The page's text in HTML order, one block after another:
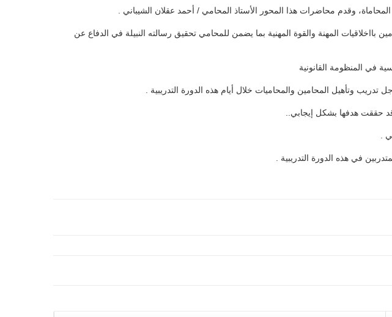
بااخلاقيات المهنة والقوة المهنية بما يضمن للمحامي تحقيق رسالته النبيلة في الدفاع عن
في المنظومة القانونية
وتأهيل المحامين والمحاميات خلال أيام هذه الدورة التدريبية .
حققت هدفها بشكل إيجابي..
.
في هذه الدورة التدريبية .